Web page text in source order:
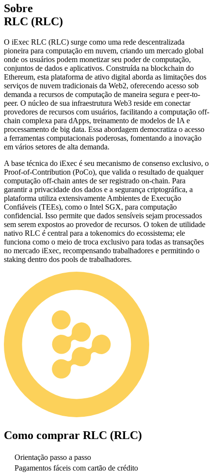
Sobre
RLC (RLC)
O iExec RLC (RLC) surge como uma rede descentralizada
pioneira para computação em nuvem, criando um mercado global
onde os usuários podem monetizar seu poder de computação,
conjuntos de dados e aplicativos. Construída na blockchain do
Ethereum, esta plataforma de ativo digital aborda as limitações dos
serviços de nuvem tradicionais da Web2, oferecendo acesso sob
demanda a recursos de computação de maneira segura e peer-to-
peer. O núcleo de sua infraestrutura Web3 reside em conectar
provedores de recursos com usuários, facilitando a computação off-
chain complexa para dApps, treinamento de modelos de IA e
processamento de big data. Essa abordagem democratiza o acesso
a ferramentas computacionais poderosas, fomentando a inovação
em vários setores de alta demanda.
A base técnica do iExec é seu mecanismo de consenso exclusivo, o
Proof-of-Contribution (PoCo), que valida o resultado de qualquer
computação off-chain antes de ser registrado on-chain. Para
garantir a privacidade dos dados e a segurança criptográfica, a
plataforma utiliza extensivamente Ambientes de Execução
Confiáveis (TEEs), como o Intel SGX, para computação
confidencial. Isso permite que dados sensíveis sejam processados
sem serem expostos ao provedor de recursos. O token de utilidade
nativo RLC é central para a tokenomics do ecossistema; ele
funciona como o meio de troca exclusivo para todas as transações
no mercado iExec, recompensando trabalhadores e permitindo o
staking dentro dos pools de trabalhadores.
Como comprar RLC (RLC)
Orientação passo a passo
Pagamentos fáceis com cartão de crédito